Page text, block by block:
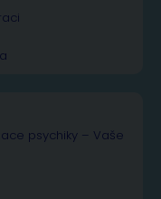
psychiky – Vaše